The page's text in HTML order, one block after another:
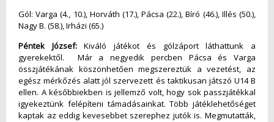
Gól: Varga (4., 10.), Horváth (17.), Pácsa (22.), Bíró (46.), Illés (50.),
Nagy B. (58.), Irházi (65.)
Péntek József:Kiváló játékot és gólzáport láthattunk a
gyerekektől. Már a negyedik percben Pácsa és Varga
összjátékának köszönhetően megszereztük a vezetést, az
egész mérkőzés alatt jól szervezett és taktikusan játszó U14 B
ellen. A későbbiekben is jellemző volt, hogy sok passzjátékkal
igyekeztünk felépíteni támadásainkat. Több játéklehetőséget
kaptak az eddig kevesebbet szerephez jutók is. Megmutatták,